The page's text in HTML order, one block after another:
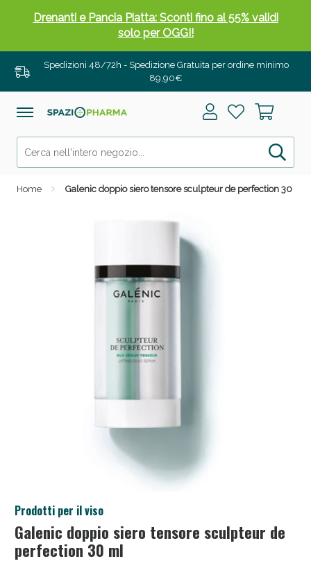
Spedizioni 48/72h - Spedizione Gratuita per ordine minimo
89,90€
Home Galenic doppio siero tensore sculpteur de perfection 30 ml
Prodotti per il viso
Galenic doppio siero tensore sculpteur de
perfection 30 ml
Drenanti e Pancia Piatta: Sconti fino al 55% validi
solo per OGGI!
Salini e Multivitaminici: oggi Sconto extra fino al
50%!
Anticellulite e Fanghi: Sconto fino al 40% valido